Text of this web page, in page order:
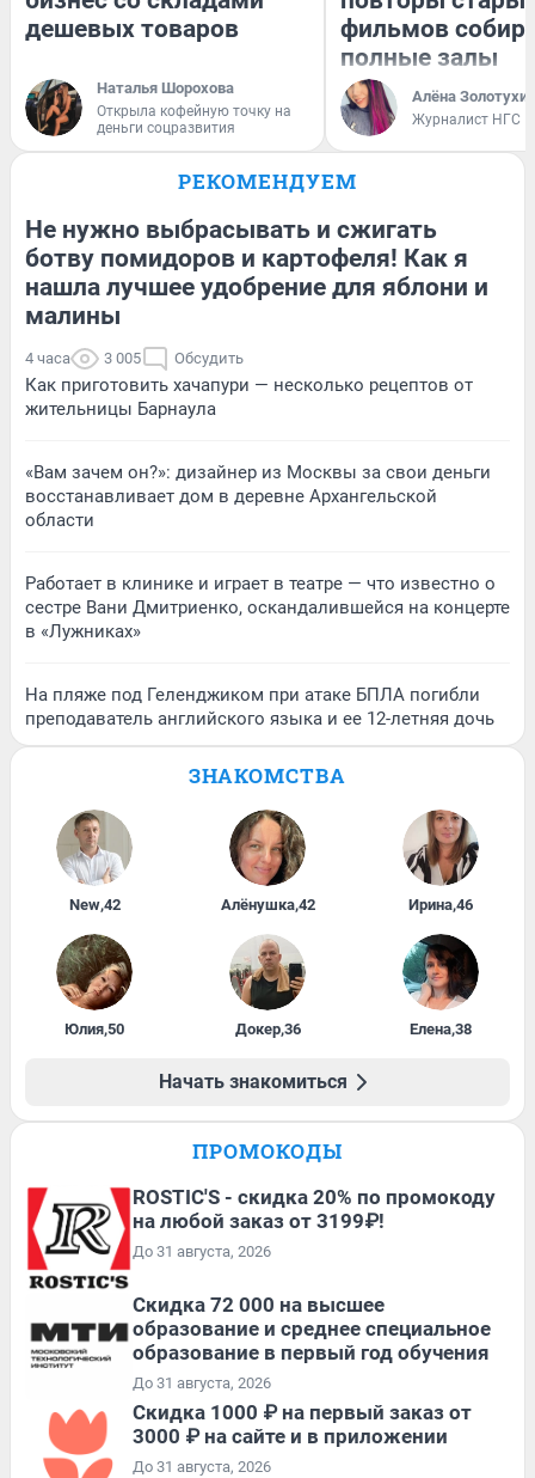
дешевых товаров
Наталья Шорохова
Открыла кофейную точку на
деньги соцразвития
фильмов
полные залы
Алёна
Журналист НГС
РЕКОМЕНДУЕМ
Не нужно выбрасывать и сжигать
ботву помидоров и картофеля! Как я
нашла лучшее удобрение для яблони и
малины
4 часа 3 005 Обсудить
Как приготовить хачапури — несколько рецептов от
жительницы Барнаула
«Вам зачем он?»: дизайнер из Москвы за свои деньги
восстанавливает дом в деревне Архангельской
области
Работает в клинике и играет в театре — что известно о
сестре Вани Дмитриенко, оскандалившейся на концерте
в «Лужниках»
На пляже под Геленджиком при атаке БПЛА погибли
преподаватель английского языка и ее 12-летняя дочь
ЗНАКОМСТВА
New,42 Алёнушка,42 Ирина,46
Юлия,50 Докер,36 Елена,38
Начать знакомиться
ПРОМОКОДЫ
ROSTIC'S - скидка 20% по промокоду
на любой заказ от 3199₽!
До 31 августа, 2026
Скидка 72 000 на высшее
образование и среднее специальное
образование в первый год обучения
До 31 августа, 2026
Скидка 1000 ₽ на первый заказ от
3000 ₽ на сайте и в приложении
До 31 августа, 2026